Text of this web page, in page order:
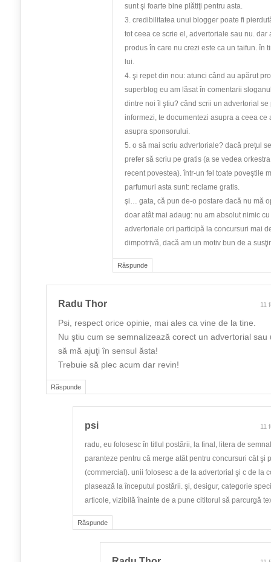
Răspunde
sunt şi foarte bine plătiţi pentru asta.
3. credibilitatea unui blogger poate fi
tot ceea ce scrie el, advertoriale sau nu. dar
produs în care nu crezi este ca un taifun. în
lui.
4. şi repet din nou: atunci când au apărut
superblog eu am lăsat în comentarii
dintre noi îl ştiu? când scrii un advertorial se
informezi, te documentezi asupra a ceea ce
asupra sponsorului.
5. o să mai scriu advertoriale? dacă preţul
prefer să scriu pe gratis (a se vedea
recent povestea). într-un fel toate poveştile
parfumuri asta sunt: reclame gratis.
şi… gata, că pun de-o postare dacă nu mă
doar atât mai adaug: nu am absolut nimic
advertoriale ori participă la concursuri mai
dimpotrivă, dacă am un motiv bun de a
Răspunde
Radu Thor 11
Psi, respect orice opinie, mai ales ca vine de la tine.
Nu ştiu cum se semnalizează corect un advertorial sau
să mă ajuţi în sensul ăsta!
Trebuie să plec acum dar revin!
Răspunde
psi 11
radu, eu folosesc în titlul postării, la final, litera de
paranteze pentru că merge atât pentru concursuri cât şi
(commercial). unii folosesc a de la advertorial şi c de la
plasează la începutul postării. şi, desigur, categorie
articole, vizibilă înainte de a pune cititorul să parcurgă